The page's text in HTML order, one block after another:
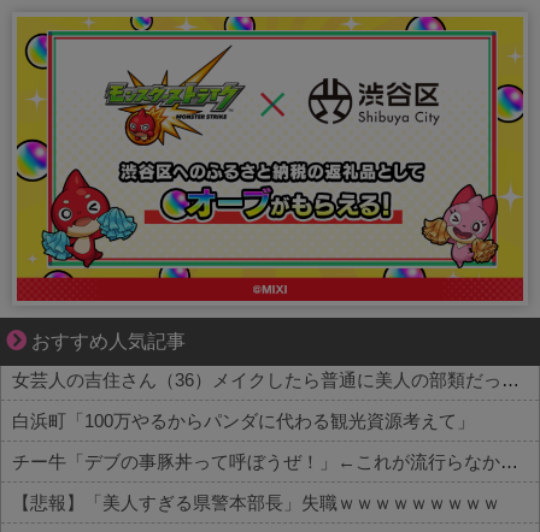
Powered by livedoor 相互RSS
おすすめ人気記事
1420gの娘がくれた“生きる力”。
女芸人の吉住さん（36）メイクしたら普通に美人の部類だったと判明ｗｗｗｗｗｗｗｗｗ
白浜町「100万やるからパンダに代わる観光資源考えて」
チー牛「デブの事豚丼って呼ぼうぜ！」←これが流行らなかった理由
【悲報】「美人すぎる県警本部長」失職ｗｗｗｗｗｗｗｗｗ